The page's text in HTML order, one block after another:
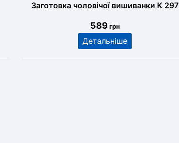
Заготовка чоловічої вишиванки К 297
589 грн
Детальніше